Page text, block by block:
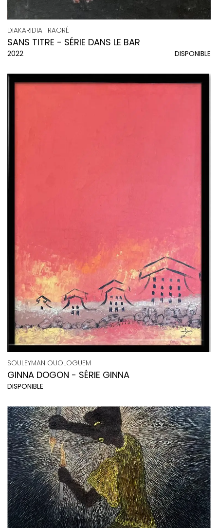
DIAKARIDIA TRAORÉ
SANS TITRE - SÉRIE DANS LE BAR
2022 DISPONIBLE
SOULEYMAN OUOLOGUEM
GINNA DOGON - SÉRIE GINNA
DISPONIBLE